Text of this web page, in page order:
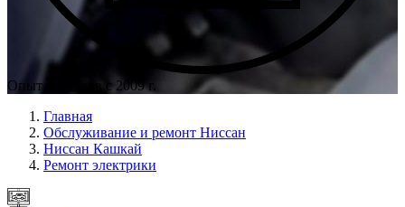
Опыт мастеров с 2009 г.
Главная
Обслуживание и ремонт Ниссан
Ниссан Кашкай
Ремонт электрики